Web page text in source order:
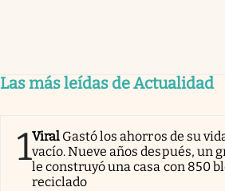
Las más leídas de Actualidad
1Viral Gastó los ahorros de su
vacío. Nueve años después, un
le construyó una casa con 850
reciclado